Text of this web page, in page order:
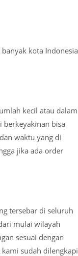
kota Indonesia
kecil atau dalam
berkeyakinan bisa
waktu yang di
jika ada order
tersebar di seluruh
mulai wilayah
sesuai dengan
sudah dilengkapi